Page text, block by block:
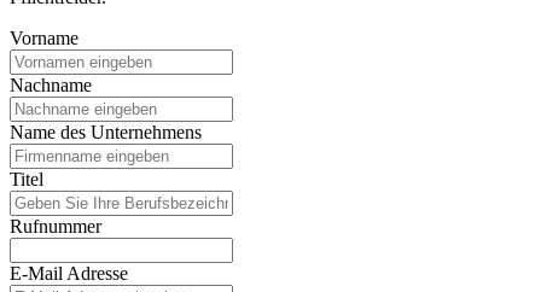
Vorname
Nachname
Name des Unternehmens
Titel
Rufnummer
E-Mail Adresse